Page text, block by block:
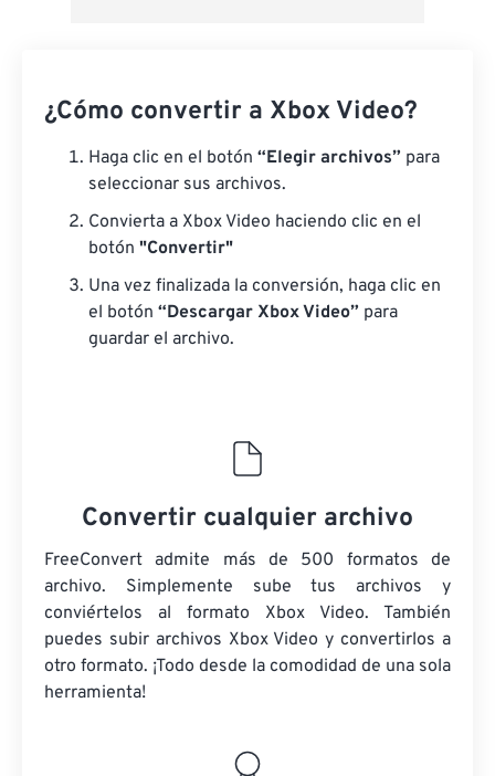
¿Cómo convertir a Xbox Video?
Haga clic en el botón “Elegir archivos” para
seleccionar sus archivos.
Convierta a Xbox Video haciendo clic en el
botón "Convertir"
Una vez finalizada la conversión, haga clic en
el botón “Descargar Xbox Video” para
guardar el archivo.
Convertir cualquier archivo
FreeConvert admite más de 500 formatos de
archivo. Simplemente sube tus archivos y
conviértelos al formato Xbox Video. También
puedes subir archivos Xbox Video y convertirlos a
otro formato. ¡Todo desde la comodidad de una sola
herramienta!